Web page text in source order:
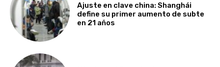
Ajuste en clave china: Shanghái
define su primer aumento de subte
en 21 años